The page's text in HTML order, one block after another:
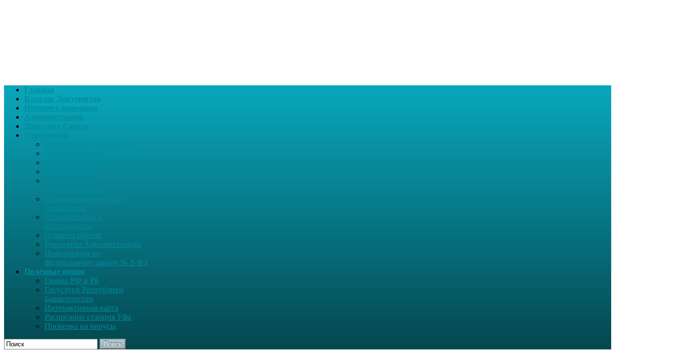
Главная
Каталог Документов
Строительство и
производство
О нашем районе
Реквизиты Администрации
Информация по
федеральному закону № 8-ФЗ
Полезные опции
Гимны РФ и РБ
Госуслуги Республики
Башкортостан
Интерактивная карта
Расписание станция Уфа
Проверка на вирусы
Поиск